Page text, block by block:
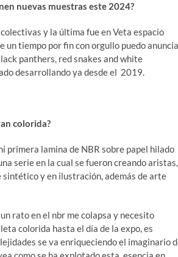
nuevas muestras este 2024?
y la última fue en Veta espacio
un tiempo por fin con orgullo puedo
panthers, red snakes and white
desarrollando ya desde el 2019.
colorida?
primera lamina de NBR sobre papel hilado
serie en la cual se fueron creando aristas,
y en ilustración, además de arte
rato en el nbr me colapsa y necesito
colorida hasta el día de la expo, es
se va enriqueciendo el imaginario